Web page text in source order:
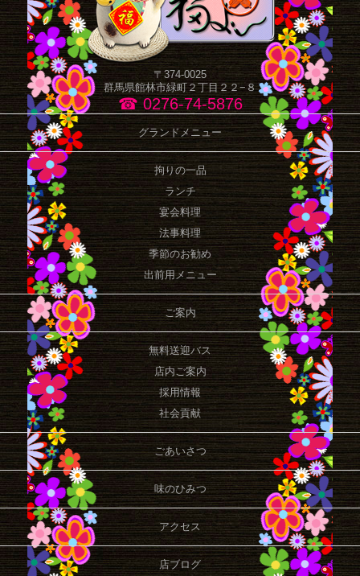
〒374-0025
群馬県館林市緑町２丁目２２−８
☎ 0276-74-5876
グランドメニュー
拘りの一品
ランチ
宴会料理
法事料理
季節のお勧め
出前用メニュー
ご案内
無料送迎バス
店内ご案内
採用情報
社会貢献
ごあいさつ
味のひみつ
アクセス
店ブログ